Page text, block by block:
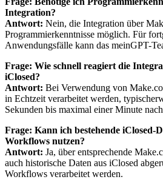
Integration?
Antwort: Nein, die Integration über
Programmierkenntnisse möglich. Für
Anwendungsfälle kann das meinGPT-
Frage: Wie schnell reagiert die
iClosed?
Antwort: Bei Verwendung von
in Echtzeit verarbeitet werden,
Sekunden bis maximal einer Minute
Frage: Kann ich bestehende iClosed-
Workflows nutzen?
Antwort: Ja, über entsprechende
auch historische Daten aus iClosed
Workflows verarbeitet werden.